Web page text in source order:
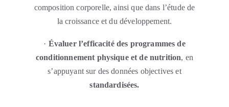
composition corporelle, ainsi que dans l’étude de
la croissance et du développement.
· Évaluer l’efficacité des programmes de
conditionnement physique et de nutrition, en
s’appuyant sur des données objectives et
standardisées.